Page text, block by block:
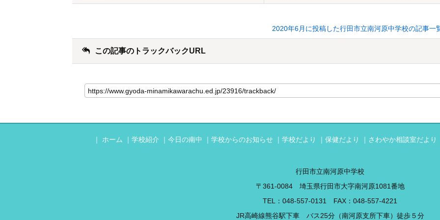
2020年6月に投稿した行田市立南河原中学校の記事一
この記事のトラックバックURL
ホーム 学校紹介 今日の南中 学校からのお知らせ 学校だより 保健だより さわやか相談室だより
行田市立南河原中学校
〒361-0084 埼玉県行田市大字南河原1081番地
TEL： 048-557-0131
FAX：048-557-4221
JR高崎線熊谷駅下車 バス25分（南河原支所下車）徒歩５分